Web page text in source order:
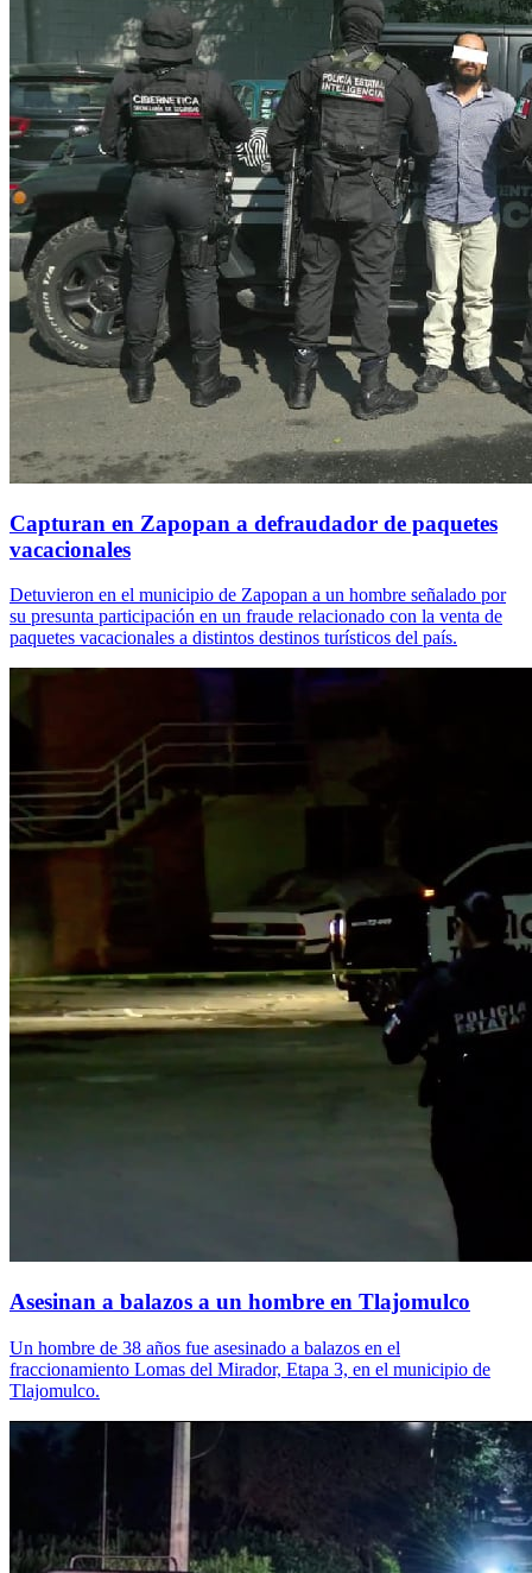
Capturan en Zapopan a defraudador de paquetes
vacacionales
Detuvieron en el municipio de Zapopan a un hombre señalado por
su presunta participación en un fraude relacionado con la venta de
paquetes vacacionales a distintos destinos turísticos del país.
Asesinan a balazos a un hombre en Tlajomulco
Un hombre de 38 años fue asesinado a balazos en el
fraccionamiento Lomas del Mirador, Etapa 3, en el municipio de
Tlajomulco.